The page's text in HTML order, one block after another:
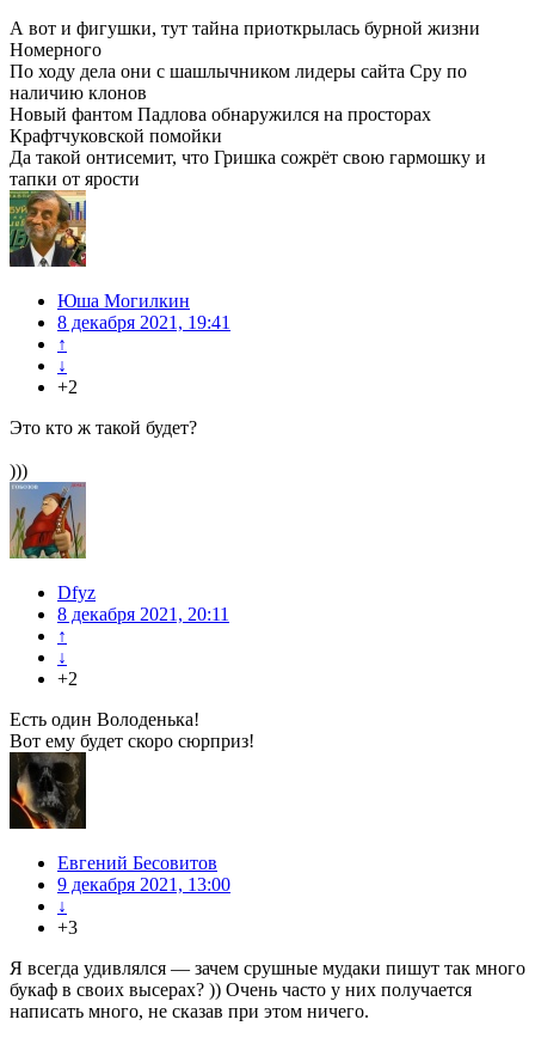
А вот и фигушки, тут тайна приоткрылась бурной жизни
Номерного
По ходу дела они с шашлычником лидеры сайта Сру по
наличию клонов
Новый фантом Падлова обнаружился на просторах
Крафтчуковской помойки
Да такой онтисемит, что Гришка сожрёт свою гармошку и
тапки от ярости
Юша Могилкин
8 декабря 2021, 19:41
↑
↓
+2
Это кто ж такой будет?
)))
Dfyz
8 декабря 2021, 20:11
↑
↓
+2
Есть один Володенька!
Вот ему будет скоро сюрприз!
Евгений Бесовитов
9 декабря 2021, 13:00
↓
+3
Я всегда удивлялся — зачем срушные мудаки пишут так много
букаф в своих высерах? )) Очень часто у них получается
написать много, не сказав при этом ничего.